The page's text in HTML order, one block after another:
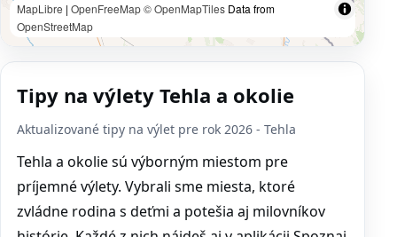
MapLibre | OpenFreeMap© OpenMapTiles Data from
OpenStreetMap
Tipy na výlety Tehla a okolie
Aktualizované tipy na výlet pre rok 2026 - Tehla
Tehla a okolie sú výborným miestom pre
príjemné výlety. Vybrali sme miesta, ktoré
zvládne rodina s deťmi a potešia aj milovníkov